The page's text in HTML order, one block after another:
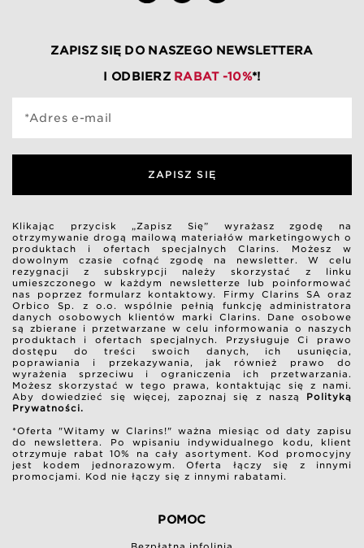
ZAPISZ SIĘ DO NASZEGO NEWSLETTERA
I ODBIERZ RABAT -10%*!
*Adres e-mail
ZAPISZ SIĘ
Klikając przycisk „Zapisz Się” wyrażasz zgodę na
otrzymywanie drogą mailową materiałów marketingowych o
produktach i ofertach specjalnych Clarins. Możesz w
dowolnym czasie cofnąć zgodę na newsletter. W celu
rezygnacji z subskrypcji należy skorzystać z linku
umieszczonego w każdym newsletterze lub poinformować
nas poprzez formularz kontaktowy. Firmy Clarins SA oraz
Orbico Sp. z o.o. wspólnie pełnią funkcję administratora
danych osobowych klientów marki Clarins. Dane osobowe
są zbierane i przetwarzane w celu informowania o naszych
produktach i ofertach specjalnych. Przysługuje Ci prawo
dostępu do treści swoich danych, ich usunięcia,
poprawiania i przekazywania, jak również prawo do
wyrażenia sprzeciwu i ograniczenia ich przetwarzania.
Możesz skorzystać w tego prawa, kontaktując się z nami.
Aby dowiedzieć się więcej, zapoznaj się z naszą Polityką
Prywatności.
*Oferta "Witamy w Clarins!" ważna miesiąc od daty zapisu
do newslettera. Po wpisaniu indywidualnego kodu, klient
otrzymuje rabat 10% na cały asortyment. Kod promocyjny
jest kodem jednorazowym. Oferta łączy się z innymi
promocjami. Kod nie łączy się z innymi rabatami.
POMOC